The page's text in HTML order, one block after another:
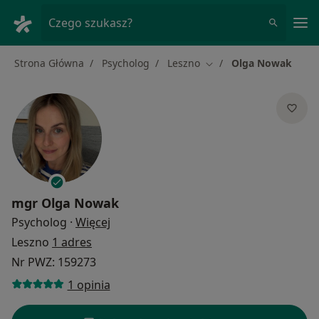
Czego szukasz?
Strona Główna Psycholog Leszno Zmień miasto
Olga Nowak
mgr Olga Nowak
Psycholog · Więcej
Leszno 1 adres
Nr PWZ: 159273
1 opinia